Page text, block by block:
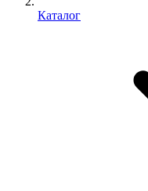
Каталог